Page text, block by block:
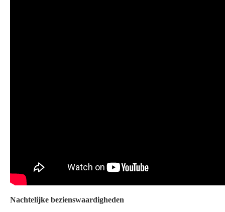
Nachtelijke bezienswaardigheden